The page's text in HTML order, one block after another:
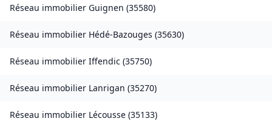
Réseau immobilier Guignen (35580)
Réseau immobilier Hédé-Bazouges (35630)
Réseau immobilier Iffendic (35750)
Réseau immobilier Lanrigan (35270)
Réseau immobilier Lécousse (35133)